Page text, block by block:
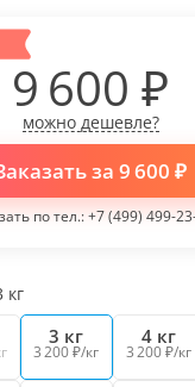
кг
3 кг
3 200 ₽/кг
4 кг
3 200 ₽/кг
9 600 ₽
можно дешевле?
за 9 600 ₽
по тел.:+7 (499) 499-